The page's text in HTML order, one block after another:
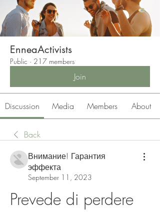
EnneaActivists
Public · 217 members
Join
Discussion Media Members About
Back
Внимание! Гарантия
эффекта
September 11, 2023
Prevede di perdere